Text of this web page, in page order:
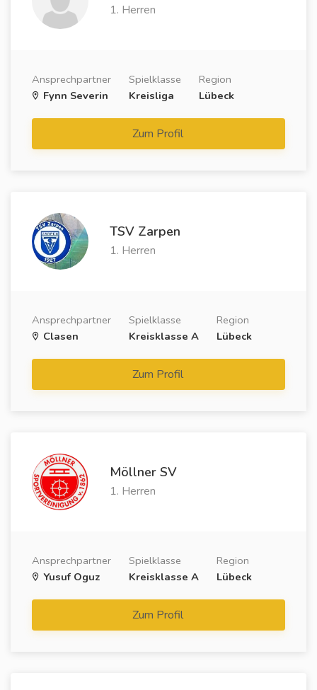
1. Herren
Ansprechpartner
Fynn Severin
Spielklasse
Kreisliga
Region
Lübeck
Zum Profil
TSV Zarpen
1. Herren
Ansprechpartner
Clasen
Spielklasse
Kreisklasse A
Region
Lübeck
Zum Profil
Möllner SV
1. Herren
Ansprechpartner
Yusuf Oguz
Spielklasse
Kreisklasse A
Region
Lübeck
Zum Profil